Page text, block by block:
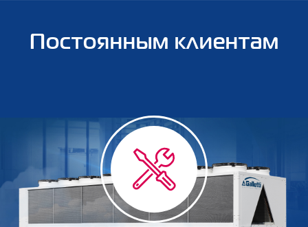
Постоянным клиентам